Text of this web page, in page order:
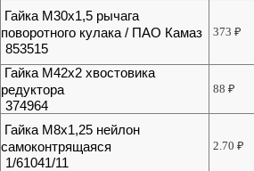
Гайка М30х1,5 рычага
поворотного кулака / ПАО Камаз
853515
373₽
Гайка М42х2 хвостовика
редуктора
374964
88₽
Гайка М8х1,25 нейлон
самоконтрящаяся
1/61041/11
2.70₽